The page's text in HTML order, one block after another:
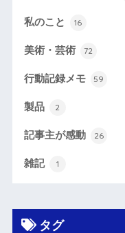
私のこと 16
美術・芸術 72
行動記録メモ 59
製品 2
記事主が感動 26
雑記 1
タグ